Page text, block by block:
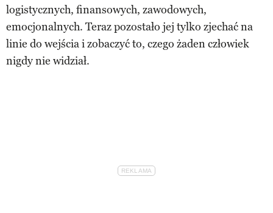
logistycznych, finansowych, zawodowych,
emocjonalnych. Teraz pozostało jej tylko zjechać na
linie do wejścia i zobaczyć to, czego żaden człowiek
nigdy nie widział.